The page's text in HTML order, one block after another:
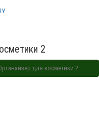
2
для косметики 2